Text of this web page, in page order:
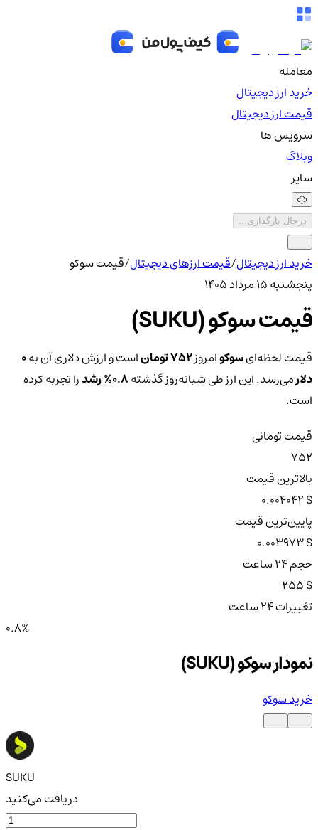
معامله
خرید ارز دیجیتال
قیمت ارز دیجیتال
سرویس ها
وبلاگ
سایر
درحال بارگذاری...
خرید ارز دیجیتال/قیمت ارزهای دیجیتال/قیمت سوکو
پنجشنبه ۱۵ مرداد ۱۴۰۵
قیمت سوکو (SUKU)
قیمت لحظه‌ایسوکوامروز752 تومان است و ارزش دلاری آن به0
دلارمی‌رسد. این ارز طی شبانه‌روز گذشته0.8% رشدرا تجربه کرده
است.
قیمت تومانی
752
بالاترین قیمت
$ 0.004042
پایین‌ترین قیمت
$ 0.003973
حجم ۲۴ ساعت
$ 255
تغییرات ۲۴ ساعت
0.8%
نمودار سوکو (SUKU)
خرید سوکو
SUKU
دریافت می‌کنید